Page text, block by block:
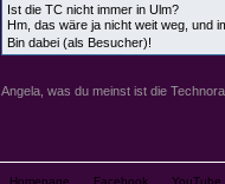
Ist die TC nicht immer in Ulm?
Hm, das wäre ja nicht weit weg, und
Bin dabei (als Besucher)!
Angela, was du meinst ist die